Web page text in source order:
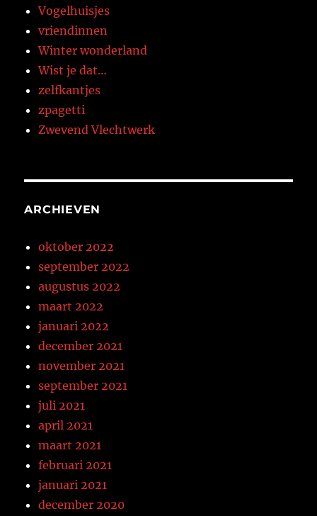
Vogelhuisjes
vriendinnen
Winter wonderland
Wist je dat…
zelfkantjes
zpagetti
Zwevend Vlechtwerk
ARCHIEVEN
oktober 2022
september 2022
augustus 2022
maart 2022
januari 2022
december 2021
november 2021
september 2021
juli 2021
april 2021
maart 2021
februari 2021
januari 2021
december 2020